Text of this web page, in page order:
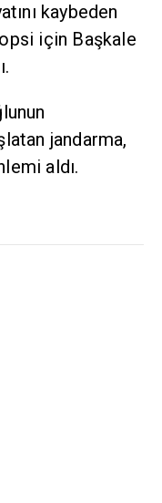
kaybeden
için Başkale
jandarma,
aldı.